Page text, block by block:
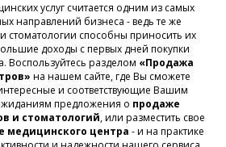
услуг считается одним из самых
направлений бизнеса - ведь те же
стоматологии способны приносить их
доходы с первых дней покупки
Воспользуйтесь разделом «Продажа
на нашем сайте, где Вы сможете
и соответствующие Вашим
предложения о продаже
и стоматологий, или разместить свое
медицинского центра - и на практике